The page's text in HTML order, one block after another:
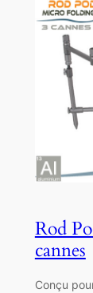
Rod
cannes
Conçu